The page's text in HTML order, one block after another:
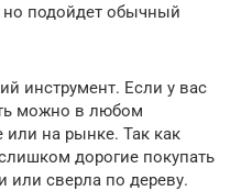
подойдет обычный
инструмент. Если у вас
можно в любом
или на рынке. Так как
дорогие покупать
сверла по дереву.